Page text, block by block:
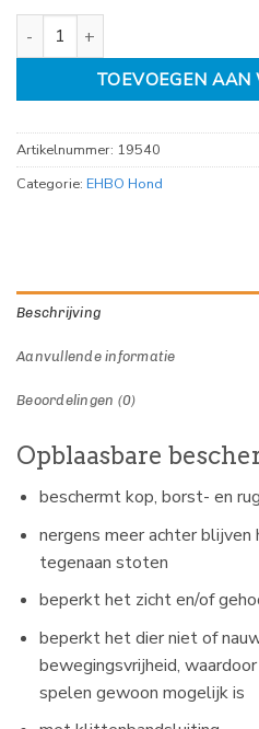
Opblaasbare beschermkraag aantal
TOEVOEGEN
Artikelnummer: 19540
Categorie: EHBO Hond
Beschrijving
Aanvullende informatie
Beoordelingen (0)
Opblaasbare
beschermt kop, borst- en
nergens meer achter blijven
tegenaan stoten
beperkt het zicht en/of
beperkt het dier niet of
bewegingsvrijheid,
spelen gewoon mogelijk is